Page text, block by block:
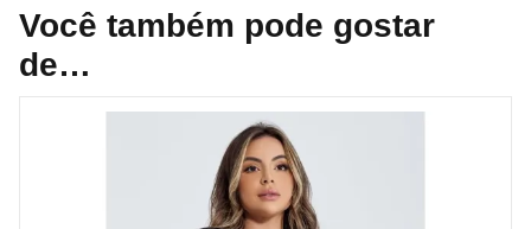
Você também pode gostar
de…